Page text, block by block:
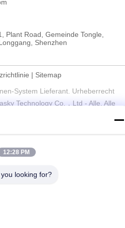
Plant Road, Gemeinde Tongle,
Shenzhen
| Sitemap
System Lieferant. Urheberrecht
Technology Co.，Ltd - Alle. Alle
12:28 PM
looking for?